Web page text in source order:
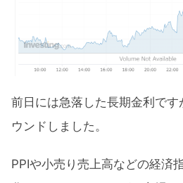
前日には急落した長期金利で
ウンドしました。
PPIや小売り売上高などの経済